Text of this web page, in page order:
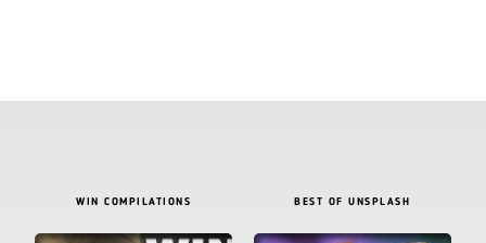
WIN COMPILATIONS BEST OF UNSPLASH